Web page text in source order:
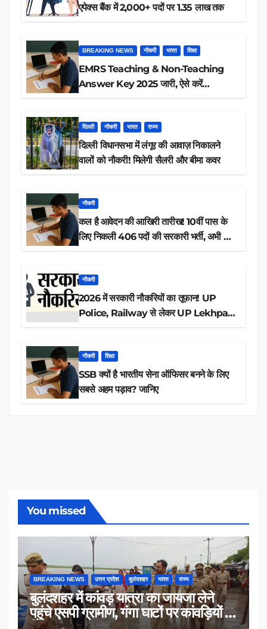
एपेक्स बैंक में 2,000+ पदों पर 1.35 लाख तक
BREAKING NEWS नौकरी भारत शिक्षा
EMRS Teaching & Non-Teaching
Answer Key 2025 जारी, ऐसे करें
दिल्ली नौकरी भारत राज्य
दिल्ली विधानसभा में लंगूर की आवाज़ निकालने
वालों को नौकरी! मिलेगी सैलरी और बीमा कवर
नौकरी
कल है आवेदन की आखिरी तारीख! 10वीं पास के
लिए निकली 406 पदों की सरकारी भर्ती, अभी करें
नौकरी
2026 में सरकारी नौकरियों का तूफान! UP
Police, Railway से लेकर UP Lekhpal
नौकरी शिक्षा
SSB क्यों है भारतीय सेना ऑफिसर बनने के लिए
सबसे अहम पड़ाव? जानिए
You missed
BREAKING NEWS उत्तर प्रदेश बुलंदशहर भारत राज्य
बुलंदशहर में कांवड़ यात्रा का जायजा लेने
पहुंचे एसपी ग्रामीण, गंगा घाटों पर कांवड़ियों से